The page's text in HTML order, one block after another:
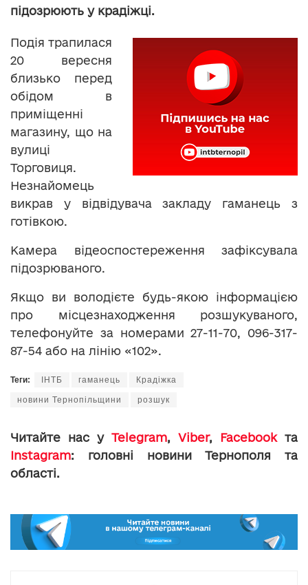
підозрюють у крадіжці.
Подія трапилася
20 вересня
близько перед
обідом в
приміщенні
магазину, що на
вулиці
Торговиця.
Незнайомець
викрав у відвідувача закладу гаманець з
готівкою.
Камера відеоспостереження зафіксувала
підозрюваного.
Якщо ви володієте будь-якою інформацією
про місцезнаходження розшукуваного,
телефонуйте за номерами 27-11-70, 096-317-
87-54 або на лінію «102».
Теги: ІНТБ гаманець Крадіжка
новини Тернопільщини розшук
Читайте нас у Telegram, Viber, Facebookта
Instagram: головні новини Тернополя та
області.